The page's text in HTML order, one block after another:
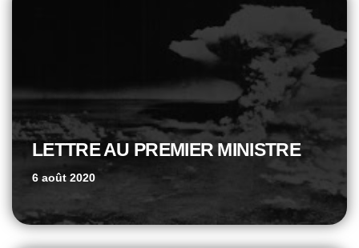
LETTRE AU PREMIER MINISTRE
6 août 2020